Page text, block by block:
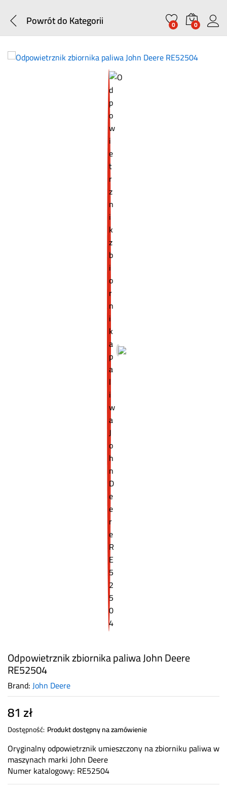
Powrót doKategorii 0 0
Odpowietrznik zbiornika paliwa John Deere
RE52504
Brand:John Deere
81 zł
Dostępność: Produkt dostępny na zamówienie
Oryginalny odpowietrznik umieszczony na zbiorniku paliwa w
maszynach marki John Deere
Numer katalogowy: RE52504